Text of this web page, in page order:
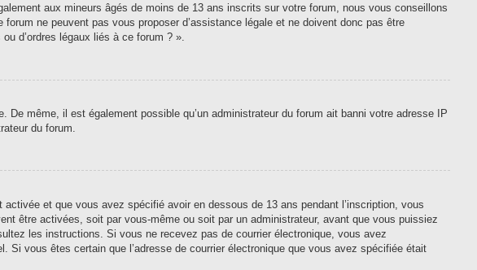
aux mineurs âgés de moins de 13 ans inscrits sur votre forum, nous vous conseillons
ne peuvent pas vous proposer d’assistance légale et ne doivent donc pas être
d’ordres légaux liés à ce forum ? ».
De même, il est également possible qu’un administrateur du forum ait banni votre adresse IP
du forum.
et que vous avez spécifié avoir en dessous de 13 ans pendant l’inscription, vous
être activées, soit par vous-même ou soit par un administrateur, avant que vous puissiez
les instructions. Si vous ne recevez pas de courrier électronique, vous avez
vous êtes certain que l’adresse de courrier électronique que vous avez spécifiée était